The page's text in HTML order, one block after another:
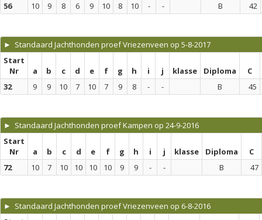
56
10 9 8 6 9 10 8 10 - - B 42
► Standaard Jachthonden proef Vriezenveen op 5-8-2017
Start
Nr
a b c d e f g h i j klasse Diploma
C
32
9 9 10 7 10 7 9 8 - - B 45
► Standaard Jachthonden proef Kampen op 24-9-2016
Start
Nr
a b c d e f g h i j klasse Diploma
C
72
10 7 10 10 10 10 9 9 - - B 47
► Standaard Jachthonden proef Vriezenveen op 6-8-2016